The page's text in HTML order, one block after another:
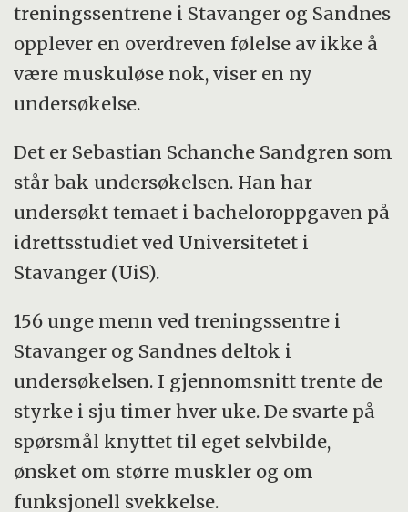
treningssentrene i Stavanger og Sandnes
opplever en overdreven følelse av ikke å
være muskuløse nok, viser en ny
undersøkelse.
Det er Sebastian Schanche Sandgren som
står bak undersøkelsen. Han har
undersøkt temaet i bacheloroppgaven på
idrettsstudiet ved Universitetet i
Stavanger (UiS).
156 unge menn ved treningssentre i
Stavanger og Sandnes deltok i
undersøkelsen. I gjennomsnitt trente de
styrke i sju timer hver uke. De svarte på
spørsmål knyttet til eget selvbilde,
ønsket om større muskler og om
funksjonell svekkelse.